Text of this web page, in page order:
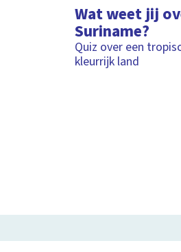
Wat weet jij
Suriname?
Quiz over een
kleurrijk land